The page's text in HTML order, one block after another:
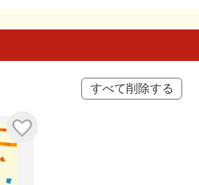
すべて削除する